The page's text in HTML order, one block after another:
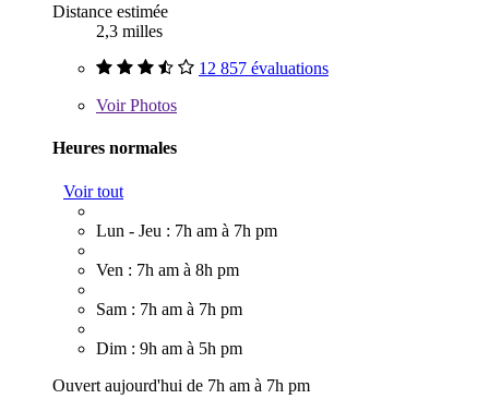
Distance estimée
2,3 milles
12 857 évaluations
VoirPhotos
Heures normales
Voir tout
Lun - Jeu : 7h am à 7h pm
Ven : 7h am à 8h pm
Sam : 7h am à 7h pm
Dim : 9h am à 5h pm
Ouvert aujourd'hui de 7h am à 7h pm